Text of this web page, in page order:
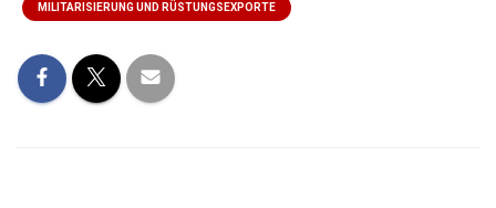
MILITARISIERUNG UND RÜSTUNGSEXPORTE